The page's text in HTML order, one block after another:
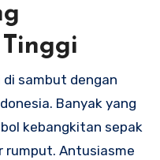
di sambut dengan
Banyak yang
kebangkitan sepak
rumput. Antusiasme